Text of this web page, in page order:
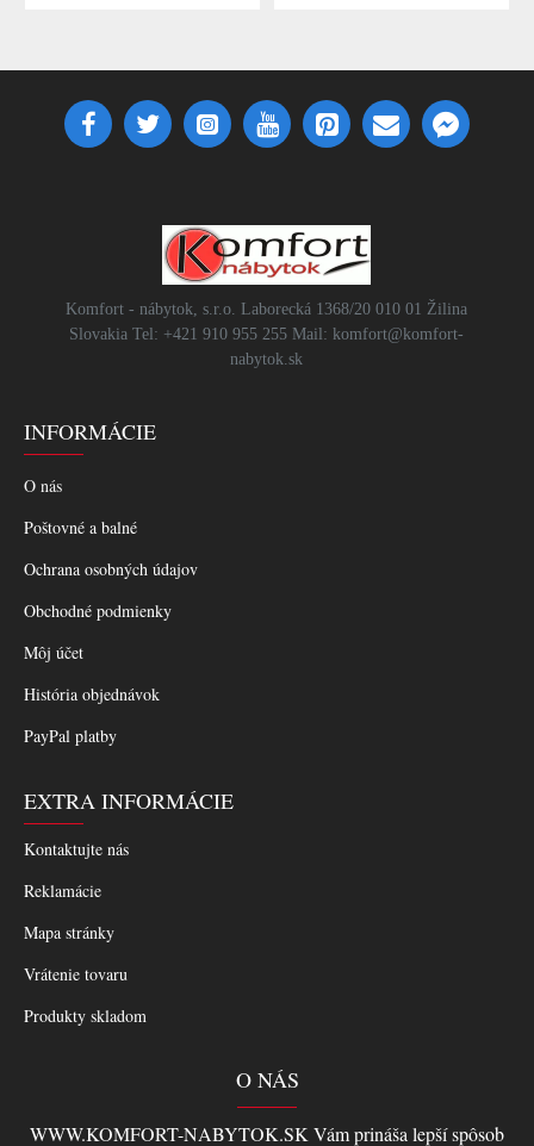
Komfort - nábytok, s.r.o. Laborecká 1368/20 010 01 Žilina
Slovakia Tel: +421 910 955 255 Mail: komfort@komfort-
nabytok.sk
INFORMÁCIE
O nás
Poštovné a balné
Ochrana osobných údajov
Obchodné podmienky
Môj účet
História objednávok
PayPal platby
EXTRA INFORMÁCIE
Kontaktujte nás
Reklamácie
Mapa stránky
Vrátenie tovaru
Produkty skladom
O NÁS
WWW.KOMFORT-NABYTOK.SK Vám prináša lepší spôsob